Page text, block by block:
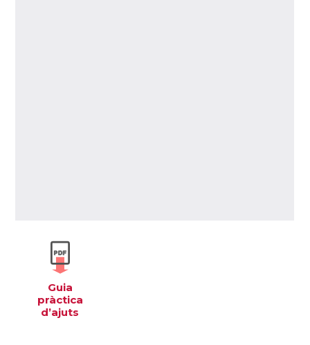
Guia
pràctica
d’ajuts